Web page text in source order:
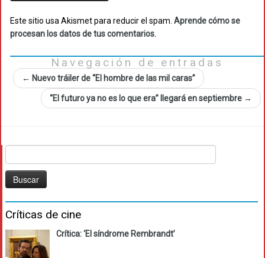
Este sitio usa Akismet para reducir el spam. Aprende cómo se
procesan los datos de tus comentarios.
Navegación de entradas
← Nuevo tráiler de “El hombre de las mil caras”
“El futuro ya no es lo que era” llegará en septiembre →
Críticas de cine
Crítica: ‘El síndrome Rembrandt’